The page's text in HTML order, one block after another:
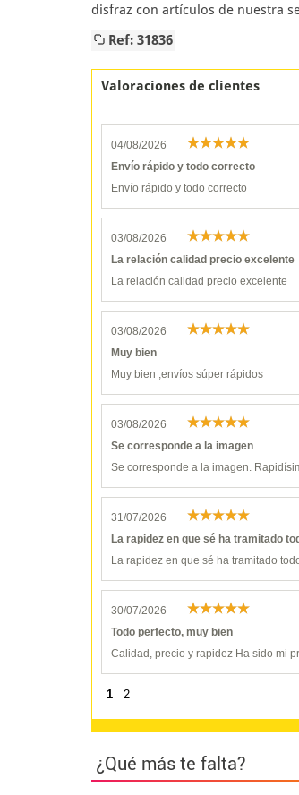
disfraz con artículos de nuestra
Ref: 31836
Valoraciones de clientes
04/08/2026
Envío rápido y todo correcto
Envío rápido y todo correcto
03/08/2026
La relación calidad precio excelente
La relación calidad precio excelente
03/08/2026
Muy bien
Muy bien ,envíos súper rápidos
03/08/2026
Se corresponde a la imagen
Se corresponde a la imagen.
31/07/2026
La rapidez en que sé ha tramitado
La rapidez en que sé ha tramitado
30/07/2026
Todo perfecto, muy bien
Calidad, precio y rapidez Ha sido mi
1 2
¿Qué más te falta?